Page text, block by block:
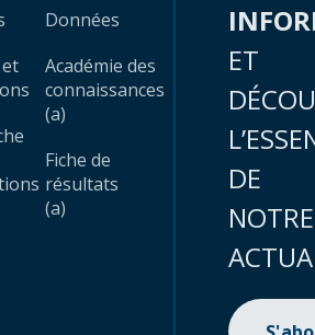
Données
Académie des
connaissances
(a)
Fiche de
résultats
(a)
ET
DE
NOTRE